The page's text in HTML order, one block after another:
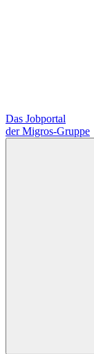
Das Jobportal
der Migros-Gruppe